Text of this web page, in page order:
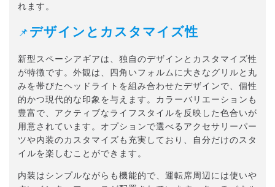
れます。
📌 デザインとカスタマイズ性
新型スペーシアギアは、独自のデザインとカスタマイズ性
が特徴です。外観は、四角いフォルムに大きなグリルと丸
みを帯びたヘッドライトを組み合わせたデザインで、個性
的かつ現代的な印象を与えます。カラーバリエーションも
豊富で、アクティブなライフスタイルを反映した色合いが
用意されています。オプションで選べるアクセサリーパー
ツや内装のカスタマイズも充実しており、自分だけのスタ
イルを楽しむことができます。
内装はシンプルながらも機能的で、運転席周辺には使いや